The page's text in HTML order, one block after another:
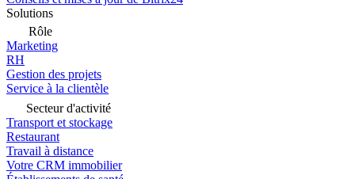
Solutions
Rôle
Marketing
RH
Gestion des projets
Service à la clientèle
Secteur d'activité
Transport et stockage
Restaurant
Travail à distance
Votre CRM immobilier